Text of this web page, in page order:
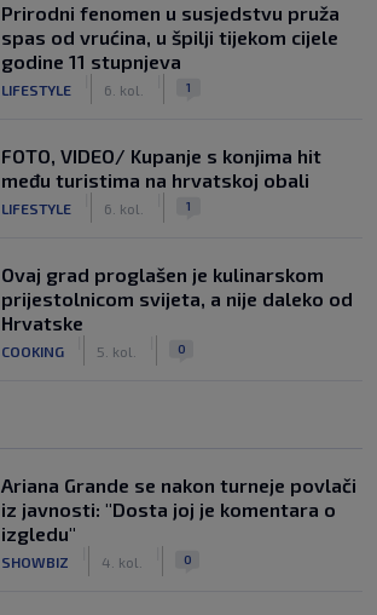
Prirodni fenomen u susjedstvu pruža
spas od vrućina, u špilji tijekom cijele
godine 11 stupnjeva
LIFESTYLE 6. kol. 1
FOTO, VIDEO/ Kupanje s konjima hit
među turistima na hrvatskoj obali
LIFESTYLE 6. kol. 1
Ovaj grad proglašen je kulinarskom
prijestolnicom svijeta, a nije daleko od
Hrvatske
COOKING 5. kol. 0
Ariana Grande se nakon turneje povlači
iz javnosti: "Dosta joj je komentara o
izgledu"
SHOWBIZ 4. kol. 0